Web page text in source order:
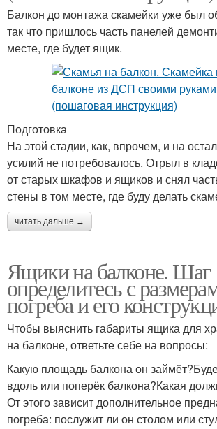
Балкон до монтажа скамейки уже был
так что пришлось часть панелей
месте, где будет ящик.
Подготовка
На этой стадии, как, впрочем, и на
усилий не потребовалось. Отрыл в
от старых шкафов и ящиков и снял
стены в том месте, где буду делать
читать дальше →
Ящики на балконе. Шаг
определитесь с
погреба и его
Чтобы выяснить габариты ящика для
на балконе, ответьте себе на вопросы:
Какую площадь балкона он
вдоль или поперёк балкона?Какая
От этого зависит дополнительное
погреба: послужит ли он столом или